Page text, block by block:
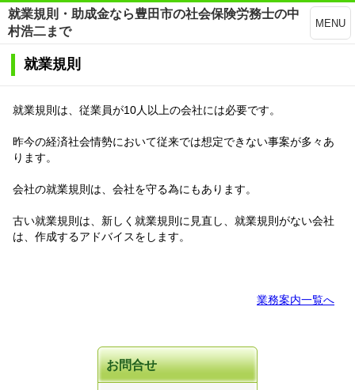
就業規則・助成金なら豊田市の社会保険労務士の中
村浩二まで
MENU
就業規則
就業規則は、従業員が10人以上の会社には必要です。
昨今の経済社会情勢において従来では想定できない事案が多々あ
ります。
会社の就業規則は、会社を守る為にもあります。
古い就業規則は、新しく就業規則に見直し、就業規則がない会社
は、作成するアドバイスをします。
業務案内一覧へ
お問合せ